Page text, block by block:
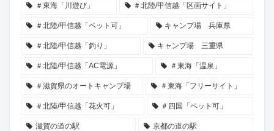
＃東海「川遊び」 ＃北陸/甲信越「区画サイト」
＃北陸/甲信越「ペット可」 キャンプ場 兵庫県
＃北陸/甲信越「釣り」 キャンプ場 三重県
＃北陸/甲信越「AC電源」 ＃東海「温泉」
＃滋賀県のオートキャンプ場 ＃東海「フリーサイト」
＃北陸/甲信越「花火可」 ＃四国「ペット可」
滋賀の道の駅 京都の道の駅